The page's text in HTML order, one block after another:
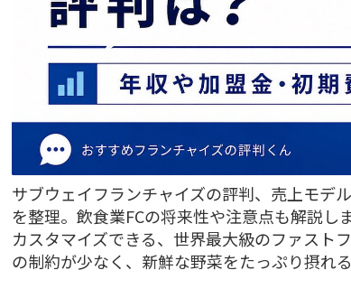
サブウェイフランチャイズの評判、売上モデ
を整理。飲食業FCの将来性や注意点も解説
カスタマイズできる、世界最大級のファスト
の制約が少なく、新鮮な野菜をたっぷり摂れ